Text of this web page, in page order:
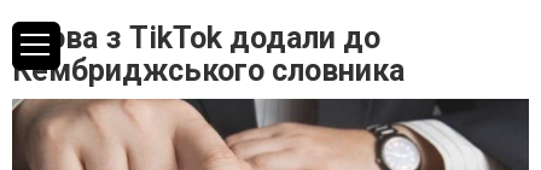
Слова з TikTok додали до
Кембриджського словника